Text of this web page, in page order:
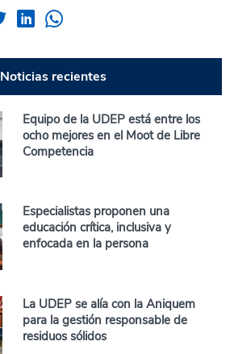
Noticias recientes
Equipo de la UDEP está entre los
ocho mejores en el Moot de Libre
Competencia
Especialistas proponen una
educación crítica, inclusiva y
enfocada en la persona
La UDEP se alía con la Aniquem
para la gestión responsable de
residuos sólidos